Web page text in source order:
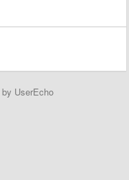
by UserEcho